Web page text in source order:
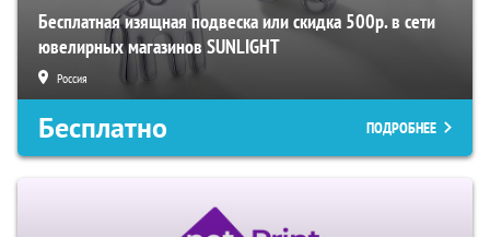
Бесплатная изящная подвеска или скидка 500р. в сети
ювелирных магазинов SUNLIGHT
Россия
Бесплатно ПОДРОБНЕЕ